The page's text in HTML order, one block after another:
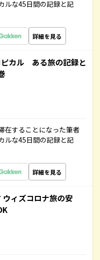
ルな45日間の記録と記
詳細を見る
ピカル ある旅の記録と
在することになった筆者
ルな45日間の記録と記
詳細を見る
ィズコロナ旅の安